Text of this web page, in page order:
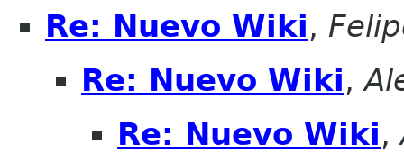
Re: Nuevo Wiki,
Re: Nuevo Wiki,
Re: Nuevo Wiki,